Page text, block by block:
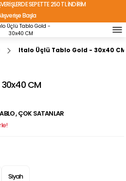
SEPETTE 250 TL İNDİRİM
Başla
YERİNE ÜCRETSİZ KARGO!
Italo Üçlü Tablo Gold - 30x40 CM
CM
,ÇOK SATANLAR
Siyah